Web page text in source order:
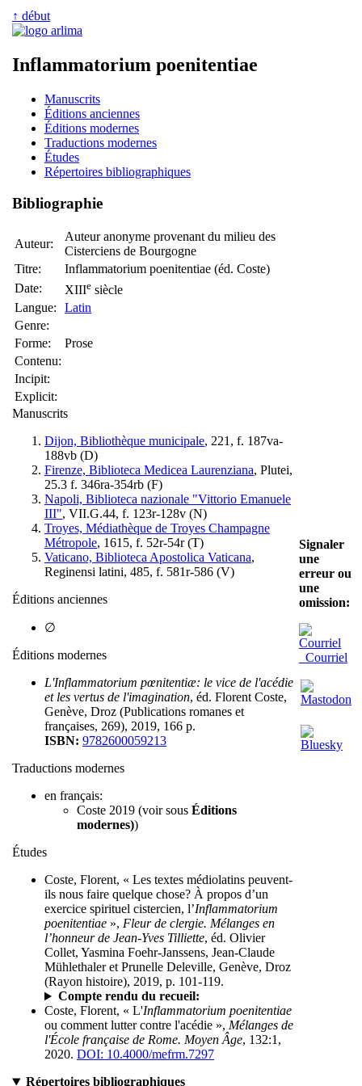
↑ début
Inflammatorium poenitentiae
Manuscrits
Éditions anciennes
Éditions modernes
Traductions modernes
Études
Répertoires bibliographiques
Bibliographie
Auteur:
Auteur anonyme provenant du milieu des
Cisterciens de Bourgogne
Titre:
Inflammatorium poenitentiae (éd. Coste)
Date:
XIIIe siècle
Langue:
Latin
Genre:
Forme:
Prose
Contenu:
Incipit:
Explicit:
Manuscrits
Dijon, Bibliothèque municipale, 221, f. 187va-
188vb (D)
Firenze, Biblioteca Medicea Laurenziana, Plutei,
25.3 f. 346ra-354rb (F)
Napoli, Biblioteca nazionale "Vittorio Emanuele
III", VII.G.44, f. 123r-128v (N)
Troyes, Médiathèque de Troyes Champagne
Métropole, 1615, f. 52r-54r (T)
Vaticano, Biblioteca Apostolica Vaticana,
Reginensi latini, 485, f. 581r-586 (V)
Éditions anciennes
∅
Éditions modernes
L'Inflammatorium pœnitentiæ: le vice de l'acédie
et les vertus de l'imagination, éd. Florent Coste,
Genève, Droz (Publications romanes et
françaises, 269), 2019, 166 p.
ISBN: 9782600059213
Traductions modernes
en français:
Coste 2019 (voir sous Éditions
modernes))
Études
Coste, Florent, « Les textes médiolatins peuvent-
ils nous faire quelque chose? À propos d’un
exercice spirituel cistercien, l’Inflammatorium
poenitentiae », Fleur de clergie. Mélanges en
l’honneur de Jean-Yves Tilliette, éd. Olivier
Collet, Yasmina Foehr-Janssens, Jean-Claude
Mühlethaler et Prunelle Deleville, Genève, Droz
(Rayon histoire), 2019, p. 101-119.
Compte rendu du recueil:
Coste, Florent, « L'Inflammatorium poenitentiae
ou comment lutter contre l'acédie », Mélanges de
l'École française de Rome. Moyen Âge, 132:1,
2020. DOI: 10.4000/mefrm.7297
Répertoires bibliographiques
Signaler
une
erreur ou
une
omission:
Courriel